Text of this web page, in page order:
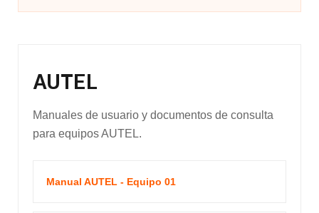
AUTEL
Manuales de usuario y documentos de consulta
para equipos AUTEL.
Manual AUTEL - Equipo 01